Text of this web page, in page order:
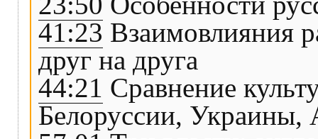
41:23 Взаимовлияния
друг на друга
44:21 Сравнение
Белоруссии, Украины,